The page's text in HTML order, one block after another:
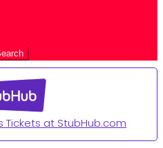
Tickets at StubHub.com